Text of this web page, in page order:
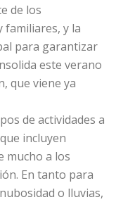
de los
familiares, y la
para garantizar
este verano
que viene ya
de actividades a
incluyen
mucho a los
En tanto para
o lluvias,